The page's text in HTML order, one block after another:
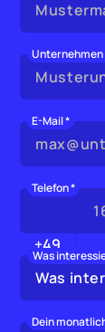
Unternehmen
E-Mail *
Telefon *
+49
Was
Was
Dein